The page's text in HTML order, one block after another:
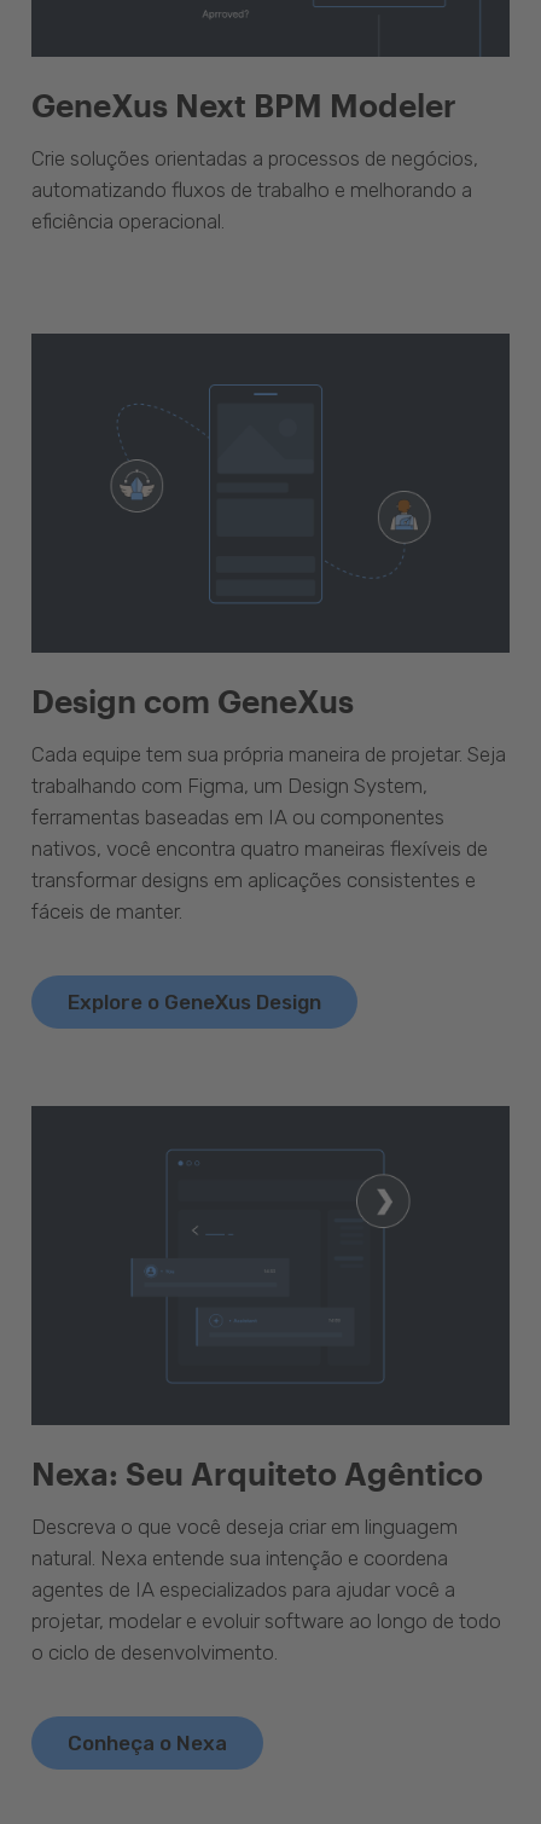
GeneXus Next BPM Modeler
Crie soluções orientadas a processos de negócios,
automatizando fluxos de trabalho e melhorando a
eficiência operacional.
Design com GeneXus
Cada equipe tem sua própria maneira de projetar. Seja
trabalhando com Figma, um Design System,
ferramentas baseadas em IA ou componentes
nativos, você encontra quatro maneiras flexíveis de
transformar designs em aplicações consistentes e
fáceis de manter.
Explore o GeneXus Design
Nexa: Seu Arquiteto Agêntico
Descreva o que você deseja criar em linguagem
natural. Nexa entende sua intenção e coordena
agentes de IA especializados para ajudar você a
projetar, modelar e evoluir software ao longo de todo
o ciclo de desenvolvimento.
Conheça o Nexa